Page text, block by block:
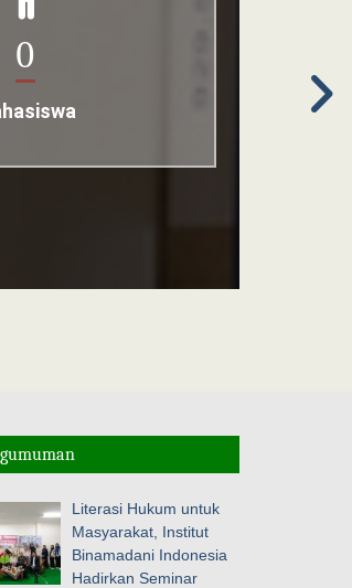
0
Literasi Hukum untuk
Masyarakat, Institut
Binamadani Indonesia
Hadirkan Seminar